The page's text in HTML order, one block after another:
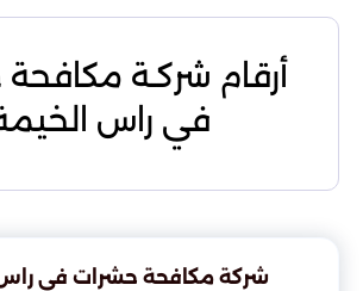
أرقام شركـة
في راس
شركة مكافحة حشرات في